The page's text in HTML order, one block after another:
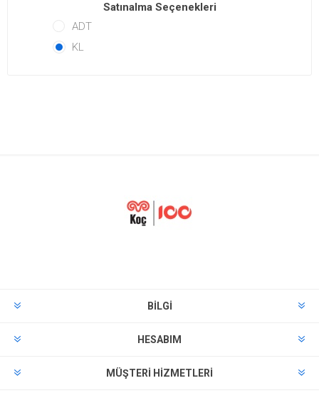
Satınalma Seçenekleri
ADT
KL
BILGI
HESABIM
MÜŞTERI HIZMETLERI